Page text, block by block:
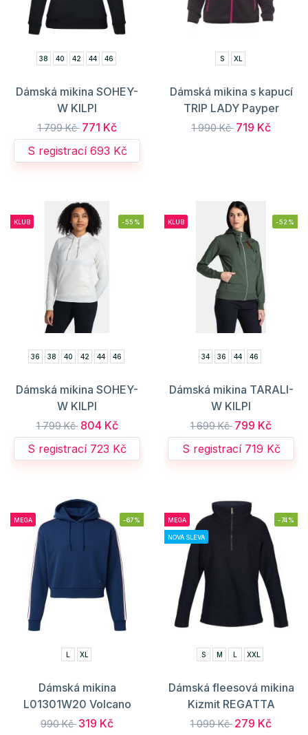
38 40 42 44 46
Dámská mikina SOHEY-
W KILPI
1 799 Kč 771 Kč
S registrací 693 Kč
S XL
Dámská mikina s kapucí
TRIP LADY Payper
1 990 Kč 719 Kč
KLUB -55%
36 38 40 42 44 46
Dámská mikina SOHEY-
W KILPI
1 799 Kč 804 Kč
S registrací 723 Kč
KLUB -52%
34 36 44 46
Dámská mikina TARALI-
W KILPI
1 699 Kč 799 Kč
S registrací 719 Kč
MEGA -67%
L XL
Dámská mikina
L01301W20 Volcano
990 Kč 319 Kč
MEGA
NOVÁ SLEVA
-74%
S M L XXL
Dámská fleesová mikina
Kizmit REGATTA
1 099 Kč 279 Kč